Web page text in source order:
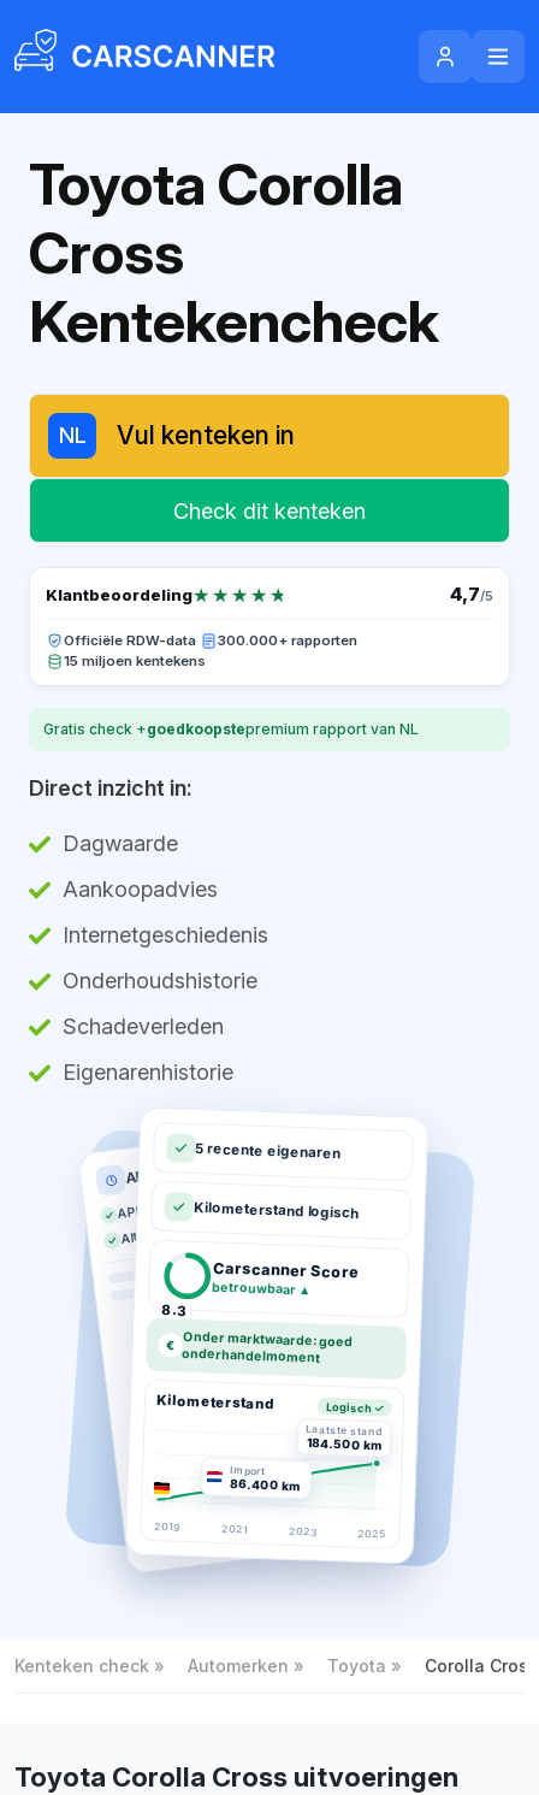
Toyota Corolla
Cross
Kentekencheck
NL
Check dit kenteken
Klantbeoordeling★★★★★
★★★★★ 4,7/5
Officiële RDW-data·
300.000+ rapporten
15 miljoen kentekens
Gratis check +goedkoopstepremium rapport van NL
Direct inzicht in:
Dagwaarde
Aankoopadvies
Internetgeschiedenis
Onderhoudshistorie
Schadeverleden
Eigenarenhistorie
APK historie
APK geldig tot 03-2026
Altijd op tijd gekeurd
5 recente eigenaren
Kilometerstand logisch
8.3
Carscanner Score
betrouwbaar ▲
€ Onder marktwaarde: goed
onderhandelmoment
Kilometerstand Logisch ✓
Laatste stand
184.500 km
Import
86.400 km
2019 2021 2023 2025
Kenteken check Automerken Toyota Corolla Cross
Toyota Corolla Cross uitvoeringen